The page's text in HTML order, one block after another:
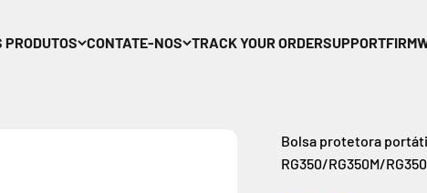
PRODUTOS CONTATE-NOS TRACK YOUR ORDERSUPPORT
Bolsa protetora
RG350/RG350M/